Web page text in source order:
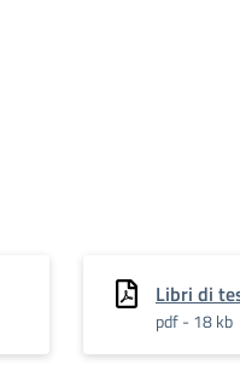
Libri di
pdf - 18 kb